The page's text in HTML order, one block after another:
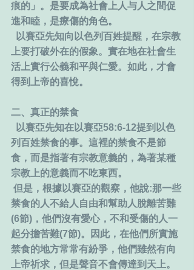
痕的」。是要成為社會上人与人之間促
進和睦，是療傷的角色。
以賽亞先知向以色列百姓提醒，在宗教
上要打破外在的假象。實在地在社會生
活上實行公義和平與仁愛。如此，才會
得到上帝的喜悅。
二、真正的禁食
以賽亞先知在以賽亞58:6-12提到以色
列百姓禁食的事。這裡的禁食不是節
食，而是指著有宗教意義的，為著某種
宗教上的意義而不吃東西。
但是，根據以賽亞的觀察，他說:那一些
禁食的人不給人自由和幫助人脫離苦難
(6節)，他們沒有愛心，不和受傷的人一
起分擔苦難(7節)。因此，在他們所實施
禁食的地方常常有紛爭，他們雖然有向
上帝祈求，但是聲音不會傳達到天上。